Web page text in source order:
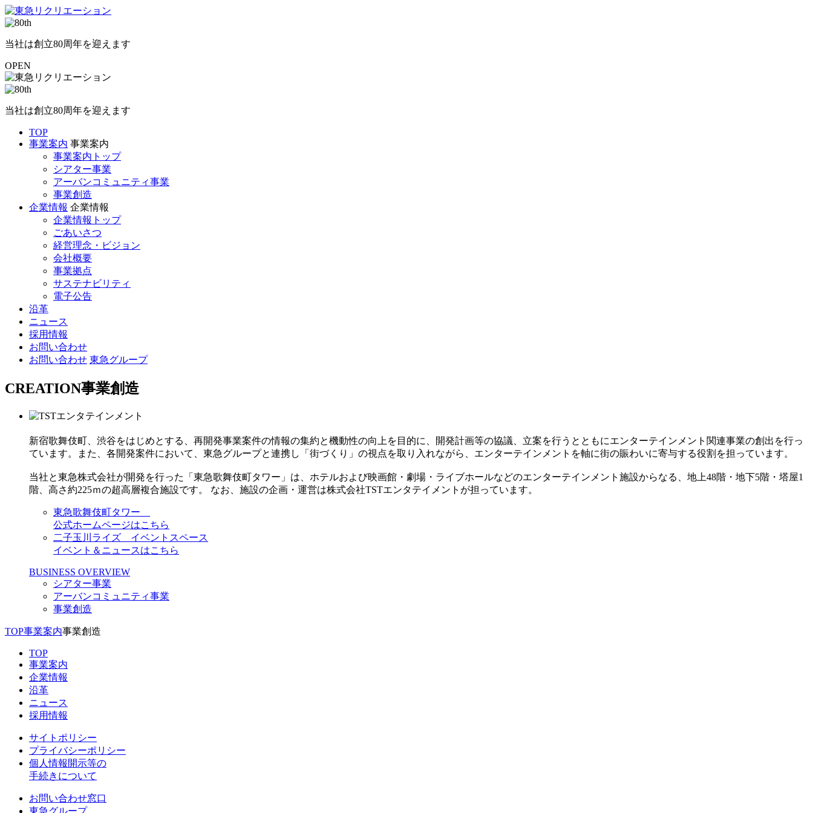
当社は創立80周年を迎えます
OPEN
当社は創立80周年を迎えます
TOP
事業案内 事業案内
事業案内トップ
シアター事業
アーバンコミュニティ事業
事業創造
企業情報 企業情報
企業情報トップ
ごあいさつ
経営理念・ビジョン
会社概要
事業拠点
サステナビリティ
電子公告
沿革
ニュース
採用情報
お問い合わせ
お問い合わせ 東急グループ
CREATION事業創造
新宿歌舞伎町、渋谷をはじめとする、再開発事業案件の情報の集約と機動性の向上を目的に、開発計画等の協議、立案を行うとともにエンターテインメント関連事業の創出を行っ
ています。 また、各開発案件において、東急グループと連携し「街づくり」の視点を取り入れながら、エンターテインメントを軸に街の賑わいに寄与する役割を担っています。
当社と東急株式会社が開発を行った「東急歌舞伎町タワー」は、ホテルおよび映画館・劇場・ライブホールなどのエンターテインメント施設からなる、地上48階・地下5階・塔屋1
階、高さ約225ｍの超高層複合施設です。 なお、施設の企画・運営は株式会社TSTエンタテイメントが担っています。
東急歌舞伎町タワー
公式ホームページはこちら
二子玉川ライズ イベントスペース
イベント＆ニュースはこちら
BUSINESS OVERVIEW
シアター事業
アーバンコミュニティ事業
事業創造
TOP事業案内事業創造
TOP
事業案内
企業情報
沿革
ニュース
採用情報
サイトポリシー
プライバシーポリシー
個人情報開示等の
手続きについて
お問い合わせ窓口
東急グループ